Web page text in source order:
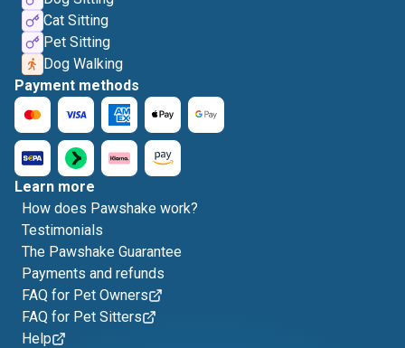
Cat Sitting
Pet Sitting
Dog Walking
Payment methods
Learn more
How does Pawshake work?
Testimonials
The Pawshake Guarantee
Payments and refunds
FAQ for Pet Owners
FAQ for Pet Sitters
Help